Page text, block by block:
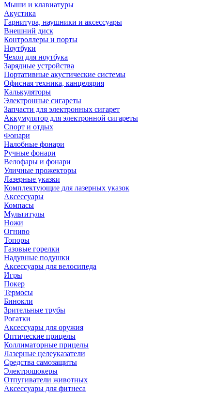
Мыши и клавиатуры
Акустика
Гарнитура, наушники и аксессуары
Внешний диск
Контроллеры и порты
Ноутбуки
Чехол для ноутбука
Зарядные устройства
Портативные акустические системы
Офисная техника, канцелярия
Калькуляторы
Электронные сигареты
Запчасти для электронных сигарет
Аккумулятор для электронной сигареты
Спорт и отдых
Фонари
Налобные фонари
Ручные фонари
Велофары и фонари
Уличные прожекторы
Лазерные указки
Комплектующие для лазерных указок
Аксессуары
Компасы
Мультитулы
Ножи
Огниво
Топоры
Газовые горелки
Надувные подушки
Аксессуары для велосипеда
Игры
Покер
Термосы
Бинокли
Зрительные трубы
Рогатки
Аксессуары для оружия
Оптические прицелы
Коллиматорные прицелы
Лазерные целеуказатели
Средства самозащиты
Электрошокеры
Отпугиватели животных
Аксессуары для фитнеса